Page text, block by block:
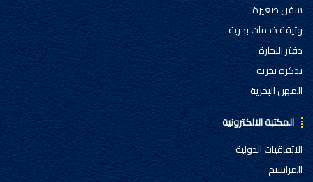
سفن صغيرة
وثيقة خدمات بحرية
دفتر البحارة
تذكرة بحرية
المهن البحرية
المكتبة الالكترونية
الاتفاقيات الدولية
المراسيم